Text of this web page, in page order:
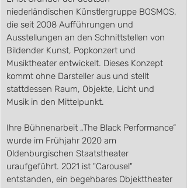
niederländischen Künstlergruppe BOSMOS,
die seit 2008 Aufführungen und
Ausstellungen an den Schnittstellen von
Bildender Kunst, Popkonzert und
Musiktheater entwickelt. Dieses Konzept
kommt ohne Darsteller aus und stellt
stattdessen Raum, Objekte, Licht und
Musik in den Mittelpunkt.
Ihre Bühnenarbeit „The Black Performance“
wurde im Frühjahr 2020 am
Oldenburgischen Staatstheater
uraufgeführt. 2021 ist "Carousel"
entstanden, ein begehbares Objekttheater